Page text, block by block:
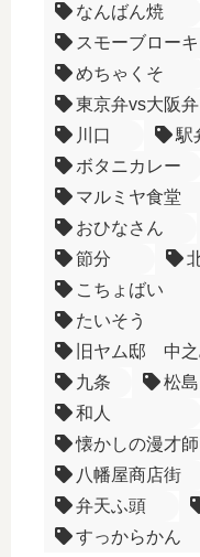
なんばん焼
スモーブロー
めちゃくそ
東京弁vs大阪弁
川口
駅
ボタニカレー
マルミヤ食堂
おひなさん
節分
こちょばい
たいそう
旧ヤム邸 中
九条
松島
和人
懐かしの漫才師
八幡屋商店街
弁天ふ頭
すっからかん